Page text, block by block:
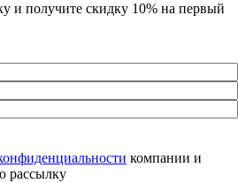
и получите скидку 10% на первый
компании и
рассылку